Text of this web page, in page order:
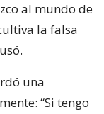
al mundo de
la falsa
una
“Si tengo